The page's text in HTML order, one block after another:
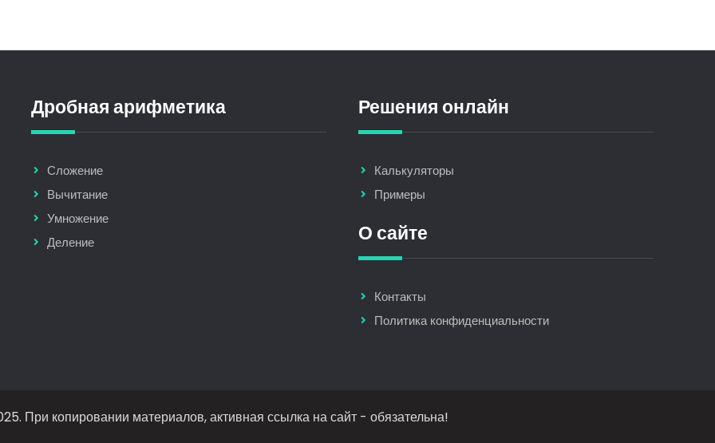
Дробная арифметика
Сложение
Вычитание
Умножение
Деление
Решения онлайн
Калькуляторы
Примеры
О сайте
Контакты
Политика конфиденциальности
При копировании материалов, активная ссылка на сайт - обязательна!